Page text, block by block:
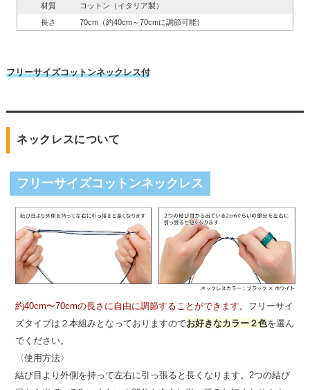
材質
コットン（イタリア製）
長さ
70cm（約40cm～70cmに調節可能）
フリーサイズコットンネックレス付
ネックレスについて
フリーサイズコットンネックレス
約40cm〜70cmの長さに自由に調節することができます。 フリーサイ
ズタイプは２本組みとなっておりますのでお好きなカラー２色を選ん
でください。
〈使用方法〉
結び目より外側を持って左右に引っ張ると長くなります。2つの結び